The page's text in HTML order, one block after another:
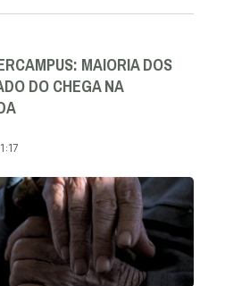
MAIORIA DOS
DO CHEGA NA